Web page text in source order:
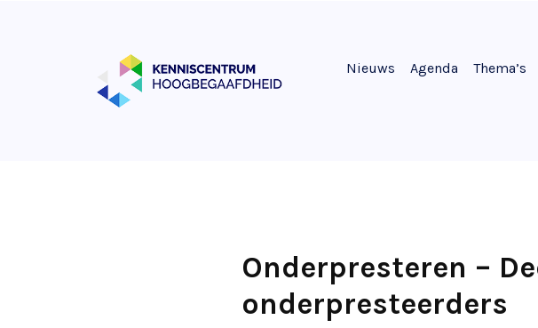
Nieuws Agenda Thema’s
Onderpresteren –
onderpresteerders